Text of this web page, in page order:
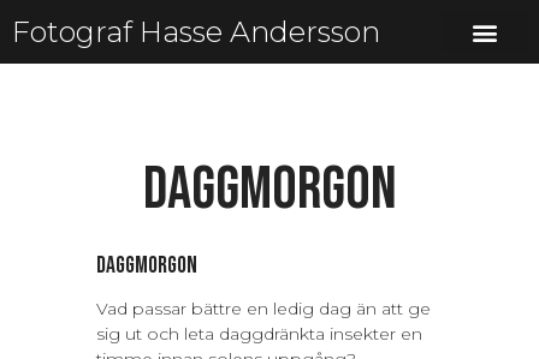
Fotograf Hasse Andersson
Daggmorgon
Daggmorgon
Vad passar bättre en ledig dag än att ge
sig ut och leta daggdränkta insekter en